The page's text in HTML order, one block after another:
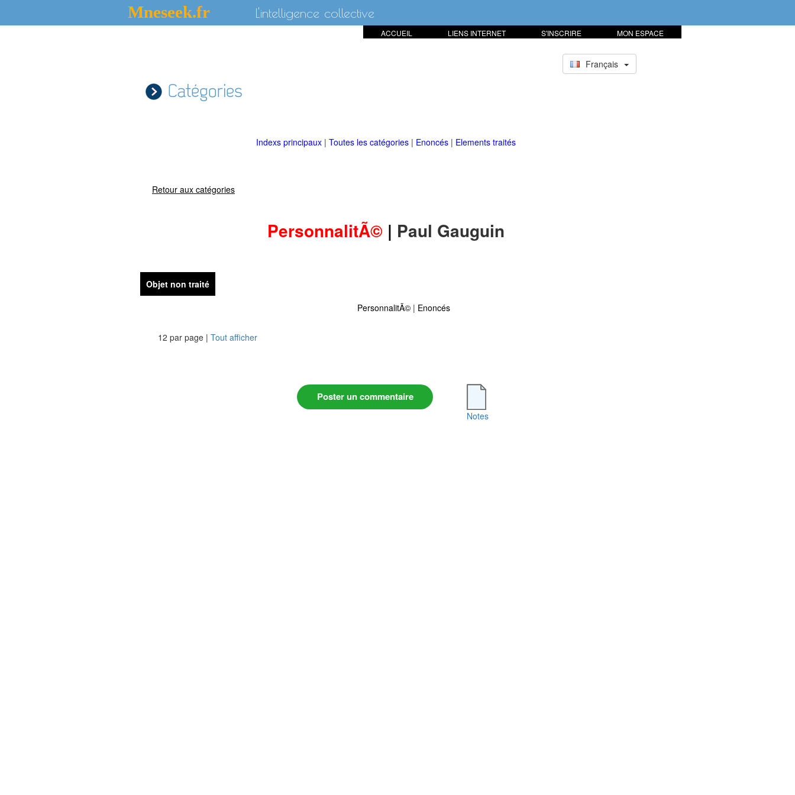
Mneseek.fr L'intelligence collective
MON ESPACE
S'INSCRIRE
LIENS INTERNET
ACCUEIL
Français
Catégories
Indexs principaux | Toutes les catégories | Enoncés | Elements traités
Retour aux catégories
PersonnalitÃ© | Paul Gauguin
Objet non traité
PersonnalitÃ©| Enoncés
12 par page | Tout afficher
Poster un commentaire
Notes